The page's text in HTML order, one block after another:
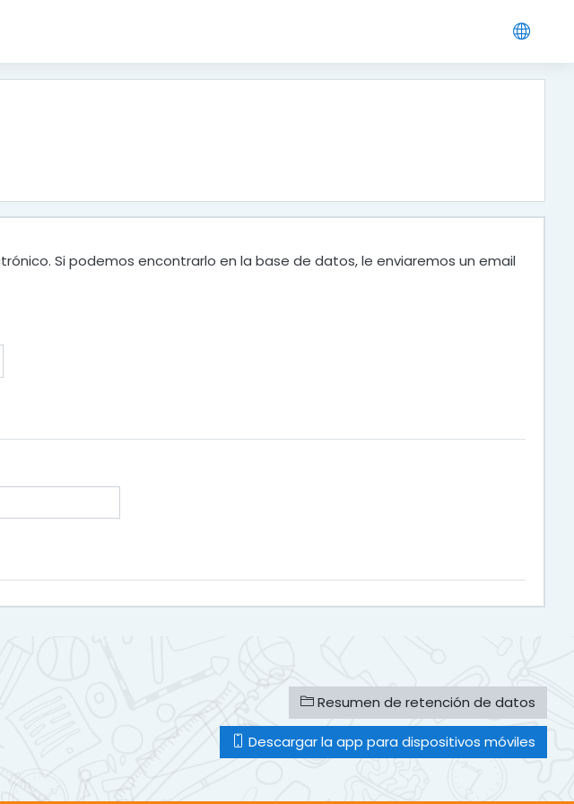
Si podemos encontrarlo en la base de datos, le enviaremos un email
Resumen de retención de datos
Descargar la app para dispositivos móviles